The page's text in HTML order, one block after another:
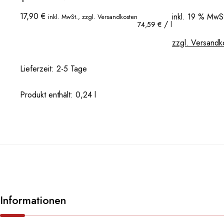
17,90€ inkl. MwSt., zzgl. Versandkosten
74,59 € / l
inkl. 19 %
zzgl.
Lieferzeit: 2-5 Tage
Produkt enthält: 0,24 l
Informationen